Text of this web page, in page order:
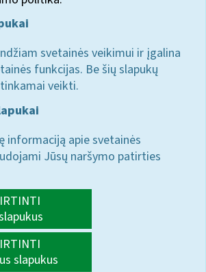
svetainės veikimui ir įgalina
funkcijas. Be šių slapukų
veikti.
informaciją apie svetainės
Jūsų naršymo patirties
slapukus